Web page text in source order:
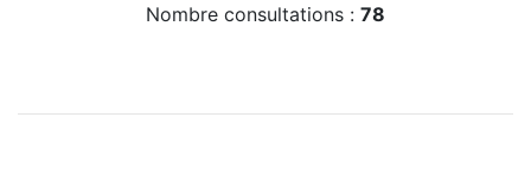
Nombre consultations : 78